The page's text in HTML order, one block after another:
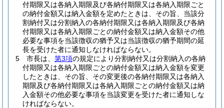
付期限又は各納入期限及び各納付期限又は各納入期限ごと
の納付金額又は納入金額を定めたときは、その旨、当該分
割納付又は分割納入の各納付期限又は各納入期限及び各納
付期限又は各納入期限ごとの納付金額又は納入金額その他
必要な事項を当該徴収の猶予又は当該徴収の猶予期間の延
長を受けた者に通知しなければならない。
5
市長は、 第3項の規定により分割納付又は分割納入の各納
付期限又は各納入期限ごとの納付金額又は納入金額を変更
したときは、その旨、その変更後の各納付期限又は各納入
期限及び各納付期限又は各納入期限ごとの納付金額又は納
入金額その他必要な事項を当該変更を受けた者に通知しな
ければならない。